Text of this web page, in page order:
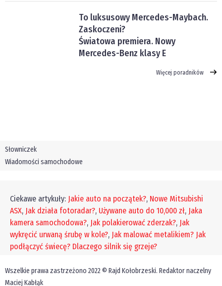
To luksusowy Mercedes-Maybach.
Zaskoczeni?
Światowa premiera. Nowy
Mercedes-Benz klasy E
Więcej poradników
Słowniczek
Wiadomości samochodowe
Ciekawe artykuły: Jakie auto na początek?, Nowe Mitsubishi
ASX, Jak działa fotoradar?, Używane auto do 10,000 zł, Jaka
kamera samochodowa?, Jak polakierować zderzak?, Jak
wykręcić urwaną śrubę w kole?, Jak malować metalikiem? Jak
podłączyć świecę? Dlaczego silnik się grzeje?
Wszelkie prawa zastrzeżono 2022 © Rajd Kołobrzeski. Redaktor naczelny
Maciej Kabłąk